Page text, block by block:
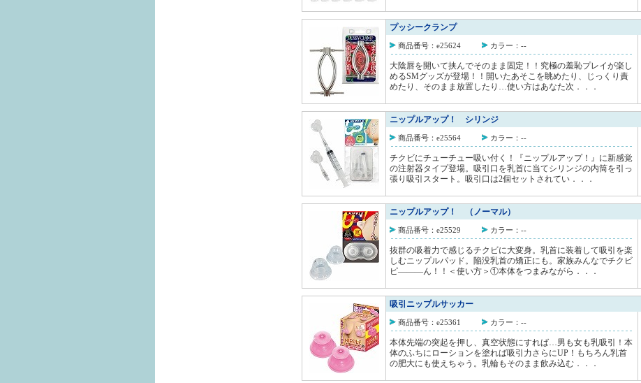
プッシークランプ
商品番号：e25624 カラー：--
大陰唇を開いて挟んでそのまま固定！！究極の羞恥プレイが楽し
めるSMグッズが登場！！開いたあそこを眺めたり、じっくり責
めたり、そのまま放置したり…使い方はあなた次．．．
ニップルアップ！ シリンジ
商品番号：e25564 カラー：--
チクビにチューチュー吸い付く！『ニップルアップ！』に新感覚
の注射器タイプ登場。吸引口を乳首に当てシリンジの内筒を引っ
張り吸引スタート。吸引口は2個セットされてい．．．
ニップルアップ！ （ノーマル）
商品番号：e25529 カラー：--
抜群の吸着力で感じるチクビに大変身。乳首に装着して吸引を楽
しむニップルパッド。陥没乳首の矯正にも。家族みんなでチクビ
ピ―――ん！！＜使い方＞①本体をつまみながら．．．
吸引ニップルサッカー
商品番号：e25361 カラー：--
本体先端の突起を押し、真空状態にすれば…男も女も乳吸引！本
体のふちにローションを塗れば吸引力さらにUP！もちろん乳首
の肥大にも使えちゃう。乳輪もそのまま飲み込む．．．